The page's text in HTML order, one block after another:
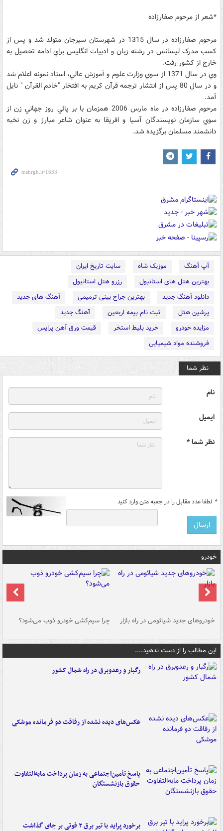
*شعر از مرحوم صفارزاده
مرحوم صفارزاده در سال 1315 در شهرستان سيرجان متولد شد و پس از
کسب مدرک ليسانس در رشته زبان و ادبيات انگليس براي ادامه تحصيل به
خارج از کشور رفت.
وي در سال 1371 از سوي وزارت علوم و آموزش عالي، استاد نمونه اعلام شد
و در سال 80 پس از انتشار ترجمه قرآن کريم به افتخار "خادم القرآن " نايل
آمد.
مرحوم صفارزاده در ماه مارس 2006 همزمان با بر پائي روز جهاني زن از
سوي سازمان نويسندگان آسيا و افريقا به عنوان شاعر مبارز و زن نخبه
دانشمند مسلمان برگزيده شد.
آپ آهنگ موزیک شاه
سایت تاریخ ایران
بهترین هتل های استانبول
رزرو هتل استانبول
دانلود آهنگ جدید
بهترین جراح بینی ترمیمی
آهنگ های جدید
پرشین هتل
ثبت نام بیمه اربعین
آهنگ جدید
مزایده خودرو
خرید بلیط استخر
قیمت ورق آهن پرایس
فروشنده مواد شیمیایی
نظر شما
نام
ایمیل
نظر شما *
* لطفا عدد مقابل را در جعبه متن وارد کنید
خودرو
خودروهای جدید شیائومی در راه بازار چرا سیم‌کشی خودرو ذوب می‌شود؟
این مطالب را از دست ندهید....
رگبار و رعدوبرق در راه شمال کشور
عکس‌های دیده نشده از رفاقت دو فرمانده‌ موشکی
پاسخ تأمین‌اجتماعی به زمان پرداخت مابه‌التفاوت
حقوق بازنشستگان
برخورد پراید با تیر برق ۲ فوتی بر جای گذاشت